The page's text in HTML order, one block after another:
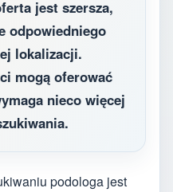
jest szersza,
odpowiedniego
lokalizacji.
mogą oferować
nieco więcej
podologa jest